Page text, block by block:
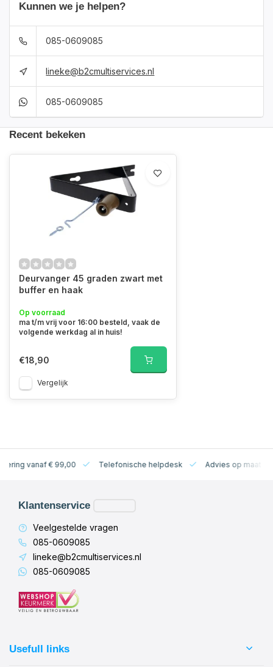
Kunnen we je helpen?
085-0609085
lineke@b2cmultiservices.nl
085-0609085
Recent bekeken
Deurvanger 45 graden zwart met
buffer en haak
Op voorraad
ma t/m vrij voor 16:00 besteld, vaak de
volgende werkdag al in huis!
€18,90
Vergelijk
vanaf € 99,00 Telefonische helpdesk Advies op maat
Klantenservice
Veelgestelde vragen
085-0609085
lineke@b2cmultiservices.nl
085-0609085
Usefull links